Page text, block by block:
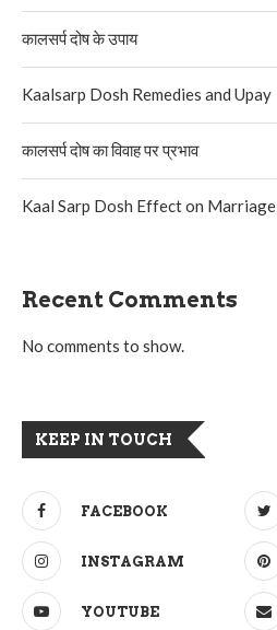
कालसर्प दोष के उपाय
Kaalsarp Dosh Remedies and Upay
कालसर्प दोष का विवाह पर प्रभाव
Kaal Sarp Dosh Effect on Marriage
Recent Comments
No comments to show.
KEEP IN TOUCH
FACEBOOK
INSTAGRAM
YOUTUBE